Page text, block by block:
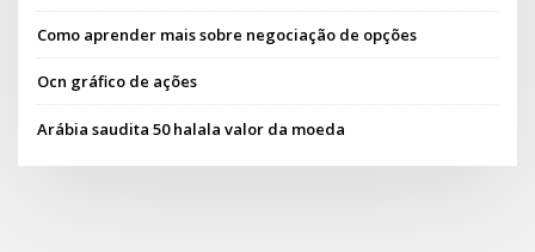
Como aprender mais sobre negociação de opções
Ocn gráfico de ações
Arábia saudita 50 halala valor da moeda